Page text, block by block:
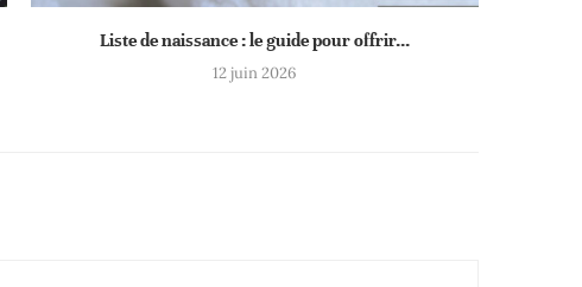
Liste de naissance : le guide pour offrir...
12 juin 2026